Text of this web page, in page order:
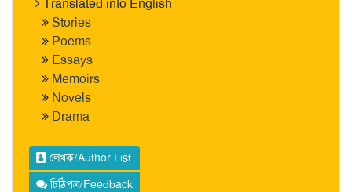
Translated into English
Stories
Poems
Essays
Memoirs
Novels
Drama
লেখক/Author List
চিঠিপত্র/Feedback